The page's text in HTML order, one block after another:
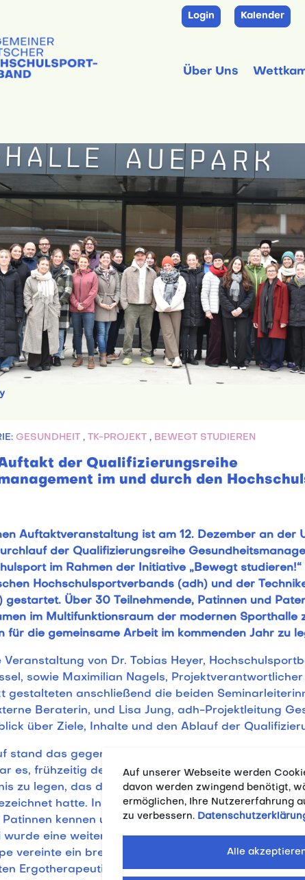
Login Kalender
Über Uns
GESUNDHEIT , TK-PROJEKT , BEWEGT STUDIEREN
der Qualifizierungsreihe
im und durch den
Auftaktveranstaltung ist am 12. Dezember an der
der Qualifizierungsreihe
im Rahmen der Initiative „Bewegt studieren!“
Hochschulsportverbands (adh) und der
gestartet. Über 30 Teilnehmende, Patinnen und
im Multifunktionsraum der modernen Sporthalle
für die gemeinsame Arbeit im kommenden Jahr zu
Veranstaltung von Dr. Tobias Heyer,
sowie Maximilian Nagels, Projektverantwortlicher
gestalteten anschließend die beiden
Beraterin, und Lisa Jung, adh-Projektleitung
über Ziele, Inhalte und den Ablauf der
stand das gegenseitige Kennenlernen der
es, frühzeitig den Grundstein für das besondere
zu legen, das die Qualifizierungsreihe bereits in
hatte. In Partnerinnen-Interviews lernten
Patinnen kennen und stellten sich im Anschluss
wurde eine weitere Besonderheit der
vereinte ein breites Spektrum an beruflichen
Ergotherapeutin über Hochschulsportleitungen mit
Auf unserer Webseite werden
davon werden zwingend benötigt,
ermöglichen, Ihre Nutzererfahrung
zu verbessern.
Alle